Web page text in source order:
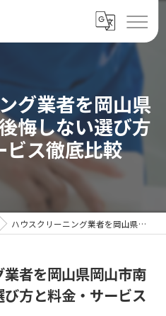
グ業者を岡山県
悔しない選び方
ビス徹底比較
ハウスクリーニング業者を岡山県岡山市南区郡で後悔しない選び方と料金・サービス徹底比較
者を岡山県岡山市南
方と料金・サービス